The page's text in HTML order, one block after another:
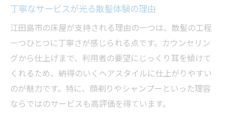
丁寧なサービスが光る散髪体験の理由
江田島市の床屋が支持される理由の一つは、散髪の工程
一つひとつに丁寧さが感じられる点です。カウンセリン
グから仕上げまで、利用者の要望にじっくり耳を傾けて
くれるため、納得のいくヘアスタイルに仕上がりやすい
のが魅力です。特に、顔剃りやシャンプーといった理容
ならではのサービスも高評価を得ています。